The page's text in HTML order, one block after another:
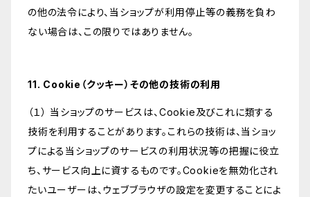
の他の法令により、当ショップが利用停止等の義務を負わ
ない場合は、この限りではありません。
11. Cookie（クッキー）その他の技術の利用
（１） 当ショップのサービスは、Cookie及びこれに類する
技術を利用することがあります。これらの技術は、当ショッ
プによる当ショップのサービスの利用状況等の把握に役立
ち、サービス向上に資するものです。Cookieを無効化され
たいユーザーは、ウェブブラウザの設定を変更することによ